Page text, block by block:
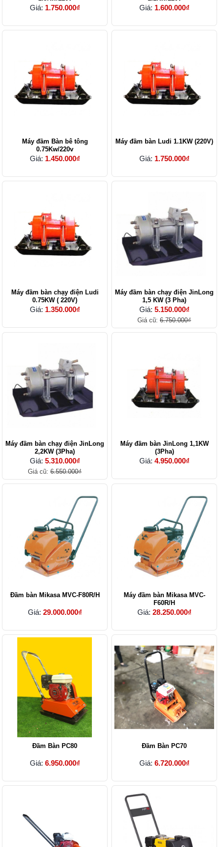
Giá: 1.750.000₫ Giá: 1.600.000₫
Máy đầm Bàn bê tông
0.75Kw/220v
Giá: 1.450.000₫
Máy đầm bàn Ludi 1.1KW (220V)
Giá: 1.750.000₫
Máy đầm bàn chạy điện Ludi
0.75KW ( 220V)
Giá: 1.350.000₫
Máy đầm bàn chạy điện JinLong
1,5 KW (3 Pha)
Giá: 5.150.000₫
Giá cũ: 6.750.000₫
Máy đầm bàn chạy điện JinLong
2,2KW (3Pha)
Giá: 5.310.000₫
Giá cũ: 6.550.000₫
Máy đầm bàn JinLong 1,1KW
(3Pha)
Giá: 4.950.000₫
Đầm bàn Mikasa MVC-F80R/H
Giá: 29.000.000₫
Máy đầm bàn Mikasa MVC-
F60R/H
Giá: 28.250.000₫
Đầm Bàn PC80
Giá: 6.950.000₫
Đầm Bàn PC70
Giá: 6.720.000₫